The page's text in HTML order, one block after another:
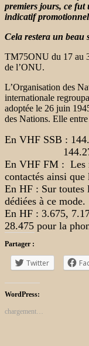
premiers jours, ce fut
indicatif
Cela restera un beau
TM75ONU du 17 au
de l’ONU.
L’Organisation des
internationale
adoptée le 26 juin
des Nations. Elle
En VHF SSB :
144.275 et
En VHF FM : Les
contactés ainsi que
En HF : Sur toutes
dédiées à ce mode.
En HF : 3.675,
28.475 pour la
Partager :
Twitter
WordPress:
chargement…